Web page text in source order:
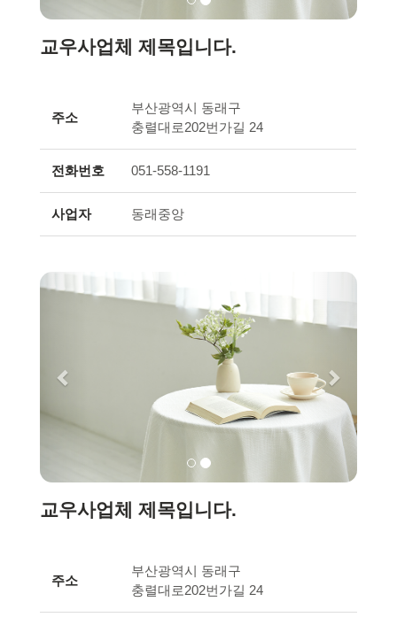
교우사업체 제목입니다.
주소
부산광역시 동래구
충렬대로202번가길 24
전화번호 051-558-1191
사업자 동래중앙
Next
교우사업체 제목입니다.
주소
부산광역시 동래구
충렬대로202번가길 24